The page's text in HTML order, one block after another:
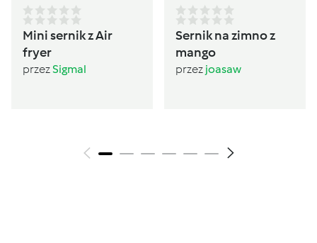
Mini sernik z Air
fryer
przezSigmal
Sernik na zimno z
mango
przez joasaw